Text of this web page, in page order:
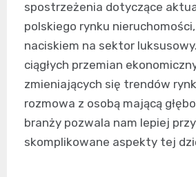
spostrzeżenia dotyczące
polskiego rynku
naciskiem na sektor
ciągłych przemian
zmieniających się trendów
rozmowa z osobą mającą
branży pozwala nam lepiej
skomplikowane aspekty tej